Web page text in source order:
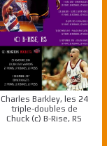
Charles Barkley, les 24
triple-doubles de
Chuck (c) B-Rise, RS